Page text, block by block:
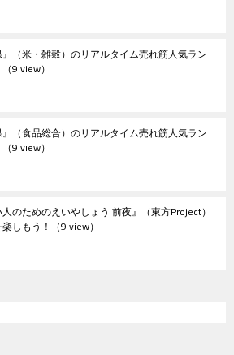
』（米・雑穀）のリアルタイム売れ筋人気ラン
（9 view）
』（食品総合）のリアルタイム売れ筋人気ラン
（9 view）
人のためのえいやしょう 前夜』（東方Project）
しもう！ （9 view）